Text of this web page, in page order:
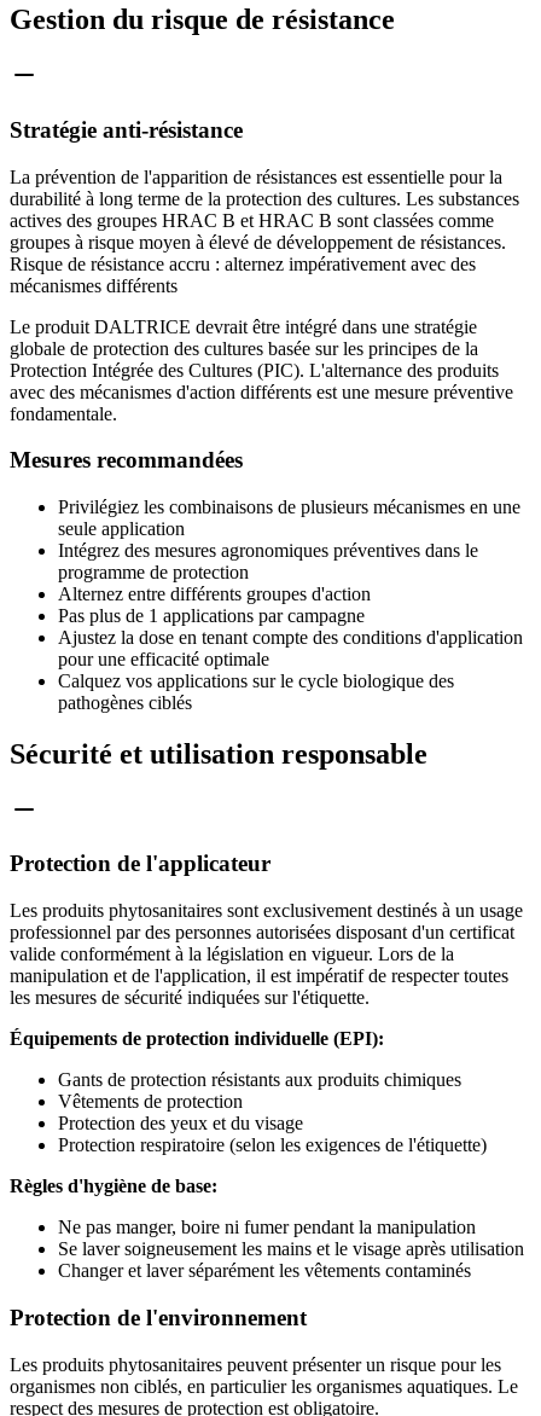
Gestion du risque de résistance
Stratégie anti-résistance
La prévention de l'apparition de résistances est essentielle pour la
durabilité à long terme de la protection des cultures. Les substances
actives des groupes HRAC B et HRAC B sont classées comme
groupes à risque moyen à élevé de développement de résistances.
Risque de résistance accru : alternez impérativement avec des
mécanismes différents
Le produit DALTRICE devrait être intégré dans une stratégie
globale de protection des cultures basée sur les principes de la
Protection Intégrée des Cultures (PIC). L'alternance des produits
avec des mécanismes d'action différents est une mesure préventive
fondamentale.
Mesures recommandées
Privilégiez les combinaisons de plusieurs mécanismes en une
seule application
Intégrez des mesures agronomiques préventives dans le
programme de protection
Alternez entre différents groupes d'action
Pas plus de 1 applications par campagne
Ajustez la dose en tenant compte des conditions d'application
pour une efficacité optimale
Calquez vos applications sur le cycle biologique des
pathogènes ciblés
Sécurité et utilisation responsable
Protection de l'applicateur
Les produits phytosanitaires sont exclusivement destinés à un usage
professionnel par des personnes autorisées disposant d'un certificat
valide conformément à la législation en vigueur. Lors de la
manipulation et de l'application, il est impératif de respecter toutes
les mesures de sécurité indiquées sur l'étiquette.
Équipements de protection individuelle (EPI):
Gants de protection résistants aux produits chimiques
Vêtements de protection
Protection des yeux et du visage
Protection respiratoire (selon les exigences de l'étiquette)
Règles d'hygiène de base:
Ne pas manger, boire ni fumer pendant la manipulation
Se laver soigneusement les mains et le visage après utilisation
Changer et laver séparément les vêtements contaminés
Protection de l'environnement
Les produits phytosanitaires peuvent présenter un risque pour les
organismes non ciblés, en particulier les organismes aquatiques. Le
respect des mesures de protection est obligatoire.